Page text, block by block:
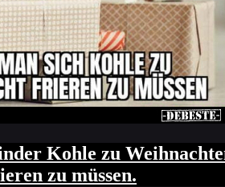
Kohle zu
zu müssen.